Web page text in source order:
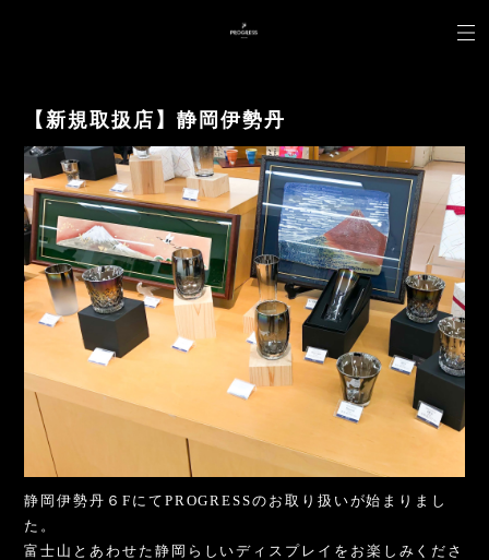
【新規取扱店】静岡伊勢丹
静岡伊勢丹６FにてPROGRESSのお取り扱いが始まりまし
た。
富士山とあわせた静岡らしいディスプレイをお楽しみくださ